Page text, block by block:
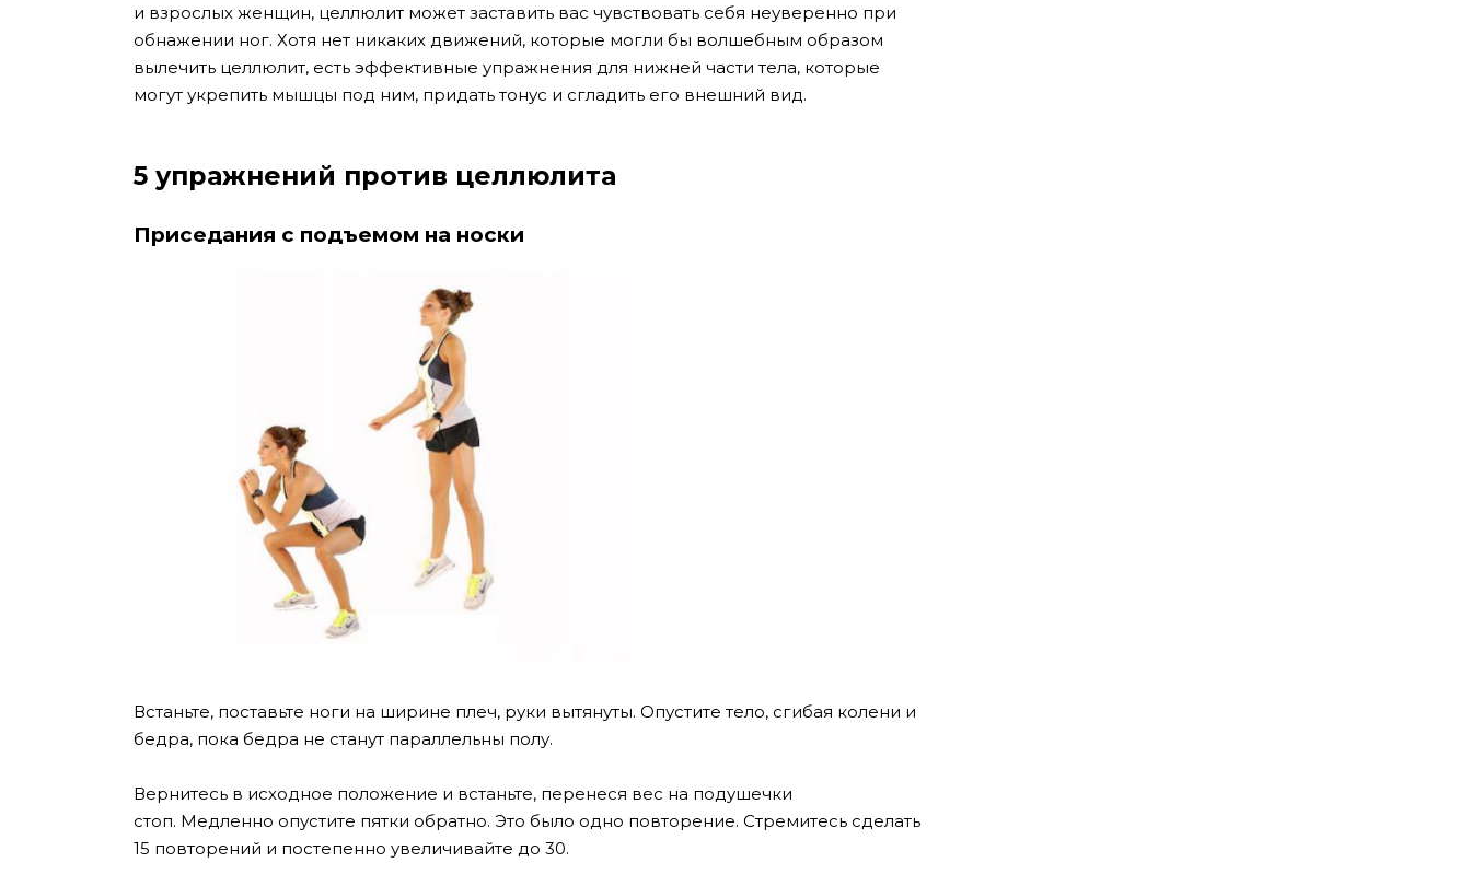
и взрослых женщин, целлюлит может заставить вас чувствовать себя неуверенно при
обнажении ног. Хотя нет никаких движений, которые могли бы волшебным образом
вылечить целлюлит, есть эффективные упражнения для нижней части тела, которые
могут укрепить мышцы под ним, придать тонус и сгладить его внешний вид.
5 упражнений против целлюлита
Приседания с подъемом на носки
Встаньте, поставьте ноги на ширине плеч, руки вытянуты. Опустите тело, сгибая колени и
бедра, пока бедра не станут параллельны полу.
Вернитесь в исходное положение и встаньте, перенеся вес на подушечки
стоп. Медленно опустите пятки обратно. Это было одно повторение. Стремитесь сделать
15 повторений и постепенно увеличивайте до 30.